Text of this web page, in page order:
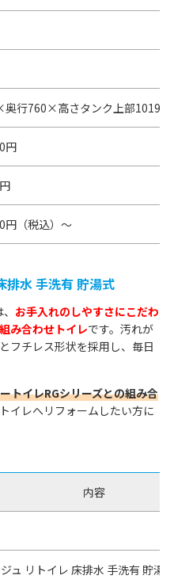
奥行760×高さタンク上部
円
円（税込）～
排水 手洗有 貯湯式
お手入れのしやすさにこだわ
み合わせトイレです。汚れが
フチレス形状を採用し、毎日
トイレRGシリーズとの組み合
イレへリフォームしたい方に
内容
ュ リトイレ 床排水 手洗有 貯湯